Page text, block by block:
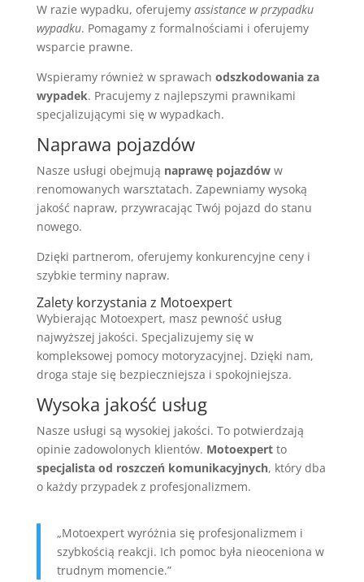
W razie wypadku, oferujemy assistance w przypadku
wypadku. Pomagamy z formalnościami i oferujemy
wsparcie prawne.
Wspieramy również w sprawach odszkodowania za
wypadek. Pracujemy z najlepszymi prawnikami
specjalizującymi się w wypadkach.
Naprawa pojazdów
Nasze usługi obejmują naprawę pojazdóww
renomowanych warsztatach. Zapewniamy wysoką
jakość napraw, przywracając Twój pojazd do stanu
nowego.
Dzięki partnerom, oferujemy konkurencyjne ceny i
szybkie terminy napraw.
Zalety korzystania z Motoexpert
Wybierając Motoexpert, masz pewność usług
najwyższej jakości. Specjalizujemy się w
kompleksowej pomocy motoryzacyjnej. Dzięki nam,
droga staje się bezpieczniejsza i spokojniejsza.
Wysoka jakość usług
Nasze usługi są wysokiej jakości. To potwierdzają
opinie zadowolonych klientów. Motoexpertto
specjalista od roszczeń komunikacyjnych, który dba
o każdy przypadek z profesjonalizmem.
„Motoexpert wyróżnia się profesjonalizmem i
szybkością reakcji. Ich pomoc była nieoceniona w
trudnym momencie.”